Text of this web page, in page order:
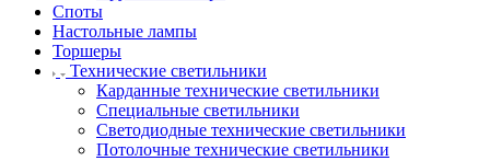
Споты
Настольные лампы
Торшеры
Технические светильники
Карданные технические светильники
Специальные светильники
Светодиодные технические светильники
Потолочные технические светильники